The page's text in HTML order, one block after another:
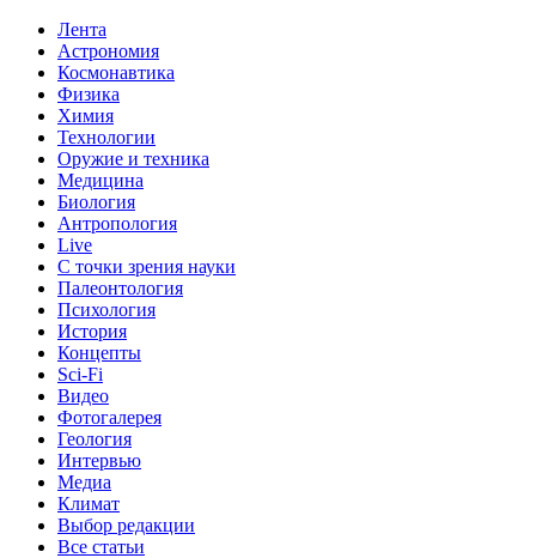
Лента
Астрономия
Космонавтика
Физика
Химия
Технологии
Оружие и техника
Медицина
Биология
Антропология
Live
С точки зрения науки
Палеонтология
Психология
История
Концепты
Sci-Fi
Видео
Фотогалерея
Геология
Интервью
Медиа
Климат
Выбор редакции
Все статьи